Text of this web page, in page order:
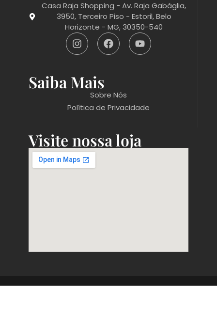
Casa Raja Shopping - Av. Raja Gabáglia,
3950, Terceiro Piso - Estoril, Belo
Horizonte - MG, 30350-540
Saiba Mais
Sobre Nós
Política de Privacidade
Visite nossa loja